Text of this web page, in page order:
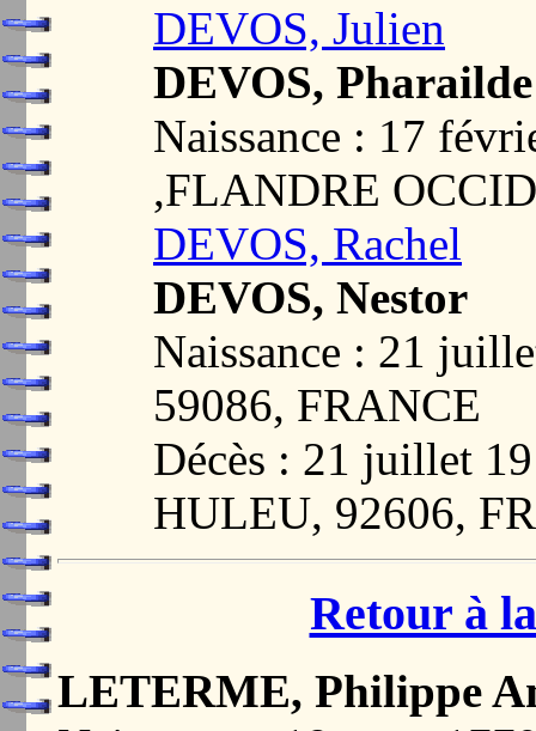
DEVOS, Julien
DEVOS, Pharailde
Naissance : 17
,FLANDRE
DEVOS, Rachel
DEVOS, Nestor
Naissance : 21
59086, FRANCE
Décès : 21 juillet
HULEU, 92606,
Retour à
LETERME, Philippe